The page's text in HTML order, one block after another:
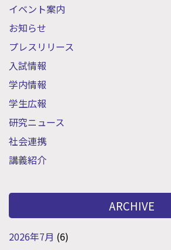
イベント案内
お知らせ
プレスリリース
入試情報
学内情報
学生広報
研究ニュース
社会連携
講義紹介
ARCHIVE
2026年7月 (6)